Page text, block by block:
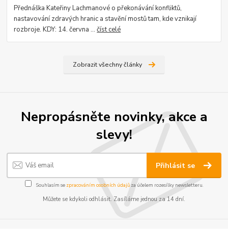
Přednáška Kateřiny Lachmanové o překonávání konfliktů,
nastavování zdravých hranic a stavění mostů tam, kde vznikají
rozbroje. KDY: 14. června ...číst celé
Zobrazit všechny články
Nepropásněte novinky, akce a
slevy!
Přihlásit se
Souhlasím se zpracováním osobních údajůza účelem rozesílky newsletteru.
Můžete se kdykoli odhlásit. Zasíláme jednou za 14 dní.